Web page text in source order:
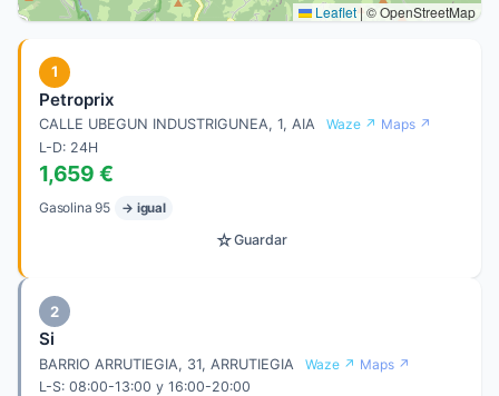
Leaflet | © OpenStreetMap
1
Petroprix
CALLE UBEGUN INDUSTRIGUNEA, 1, AIA Waze ↗ Maps ↗
L-D: 24H
1,659 €
Gasolina 95 → igual
☆Guardar
2
Si
BARRIO ARRUTIEGIA, 31, ARRUTIEGIA Waze ↗ Maps ↗
L-S: 08:00-13:00 y 16:00-20:00